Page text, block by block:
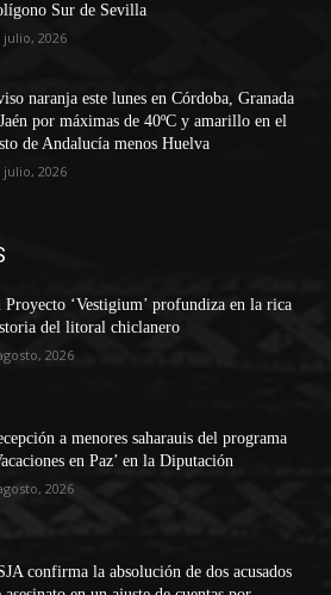
Sur de Sevilla
julio, 2026
naranja este lunes en Córdoba, Granada
por máximas de 40ºC y amarillo en el
de Andalucía menos Huelva
julio, 2026
Proyecto ‘Vestigium’ profundiza en la rica
del litoral chiclanero
2026
a menores saharauis del programa
en Paz’ en la Diputación
2026
confirma la absolución de dos acusados